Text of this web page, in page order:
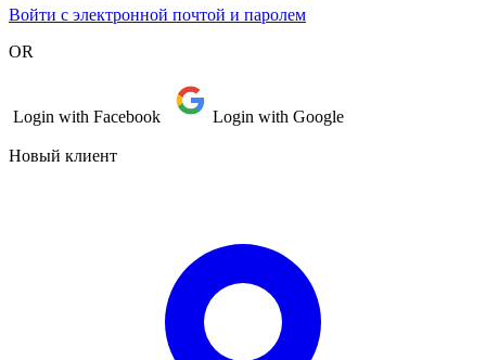
Войти с электронной почтой и паролем
OR
Login with Facebook Login with Google
Новый клиент